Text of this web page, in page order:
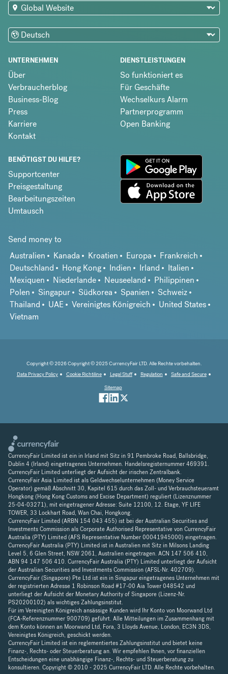
UNTERNEHMEN
Über
Verbraucherblog
Business-Blog
Press
Karriere
Kontakt
DIENSTLEISTUNGEN
So funktioniert es
Für Geschäfte
Wechselkurs Alarm
Partnerprogramm
Open Banking
BENÖTIGST DU HILFE?
Supportcenter
Preisgestaltung
Bearbeitungszeiten
Umtausch
Send money to
Australien
Kanada Kroatien Europa
Frankreich
Deutschland
Hong Kong Indien Irland
Italien
Mexiquen
Niederlande Neuseeland
Philippinen
Polen
Singapur Südkorea Spanien
Schweiz
Thailand
UAE Vereinigtes Königreich
United States
Vietnam
Copyright © 2026 Copyright © 2025 CurrencyFair LTD. Alle Rechte vorbehalten.
Data Privacy Policy
Cookie Richtiline Legal Stuff Regulation
Safe and Secure
Sitemap
CurrencyFair Limited ist ein in Irland mit Sitz in 91 Pembroke Road, Ballsbridge,
Dublin 4 (Irland) eingetragenes Unternehmen. Handelsregisternummer 469391.
CurrencyFair Limited unterliegt der Aufsicht der irischen Zentralbank.
CurrencyFair Asia Limited ist als Geldwechselunternehmen (Money Service
Operator) gemäß Abschnitt 30, Kapitel 615 durch das Zoll- und Verbrauchsteueramt
Hongkong (Hong Kong Customs and Excise Department) reguliert (Lizenznummer
25-04-03271), mit eingetragener Adresse: Suite 12100, 12. Etage, YF LIFE
TOWER, 33 Lockhart Road, Wan Chai, Hongkong.
CurrencyFair Limited (ARBN 154 043 455) ist bei der Australian Securities and
Investments Commission als Corporate Authorised Representative von CurrencyFair
Australia (PTY) Limited (AFS Representative Number 00041945000) eingetragen.
CurrencyFair Australia (PTY) Limited ist in Australien mit Sitz in Milsons Landing
Level 5, 6 Glen Street, NSW 2061, Australien eingetragen. ACN 147 506 410,
ABN 94 147 506 410. CurrencyFair Australia (PTY) Limited unterliegt der Aufsicht
der Australian Securities and Investments Commission (AFSL-Nr. 402709).
CurrencyFair (Singapore) Pte Ltd ist ein in Singapur eingetragenes Unternehmen mit
der registrierten Adresse 1 Robinson Road #17-00 Aia Tower 048542 und
unterliegt der Aufsicht der Monetary Authority of Singapore (Lizenz-Nr.
PS20200102) als wichtiges Zahlungsinstitut.
Für im Vereinigten Königreich ansässige Kunden wird Ihr Konto von Moorwand Ltd
(FCA-Referenznummer 900709) geführt. Alle Mitteilungen im Zusammenhang mit
dem Konto können an Moorwand Ltd, Fora, 3 Lloyds Avenue, London, EC3N 3DS,
Vereinigtes Königreich, geschickt werden.
CurrencyFair Limited ist ein reglementiertes Zahlungsinstitut und bietet keine
Finanz-, Rechts- oder Steuerberatung an. Wir empfehlen Ihnen, vor finanziellen
Entscheidungen eine unabhängige Finanz-, Rechts- und Steuerberatung zu
konsultieren. Copyright © 2010 - 2025 CurrencyFair LTD. Alle Rechte vorbehalten.